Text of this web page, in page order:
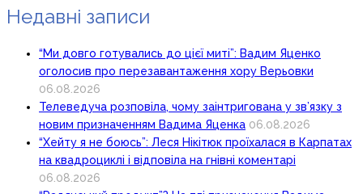
Недавні записи
“Ми довго готувались до цієї миті”: Вадим Яценко
оголосив про перезавантаження хору Верьовки
06.08.2026
Телеведуча розповіла, чому заінтригована у зв’язку з
новим призначенням Вадима Яценка 06.08.2026
“Хейту я не боюсь”: Леся Нікітюк проїхалася в Карпатах
на квадроциклі і відповіла на гнівні коментарі
06.08.2026